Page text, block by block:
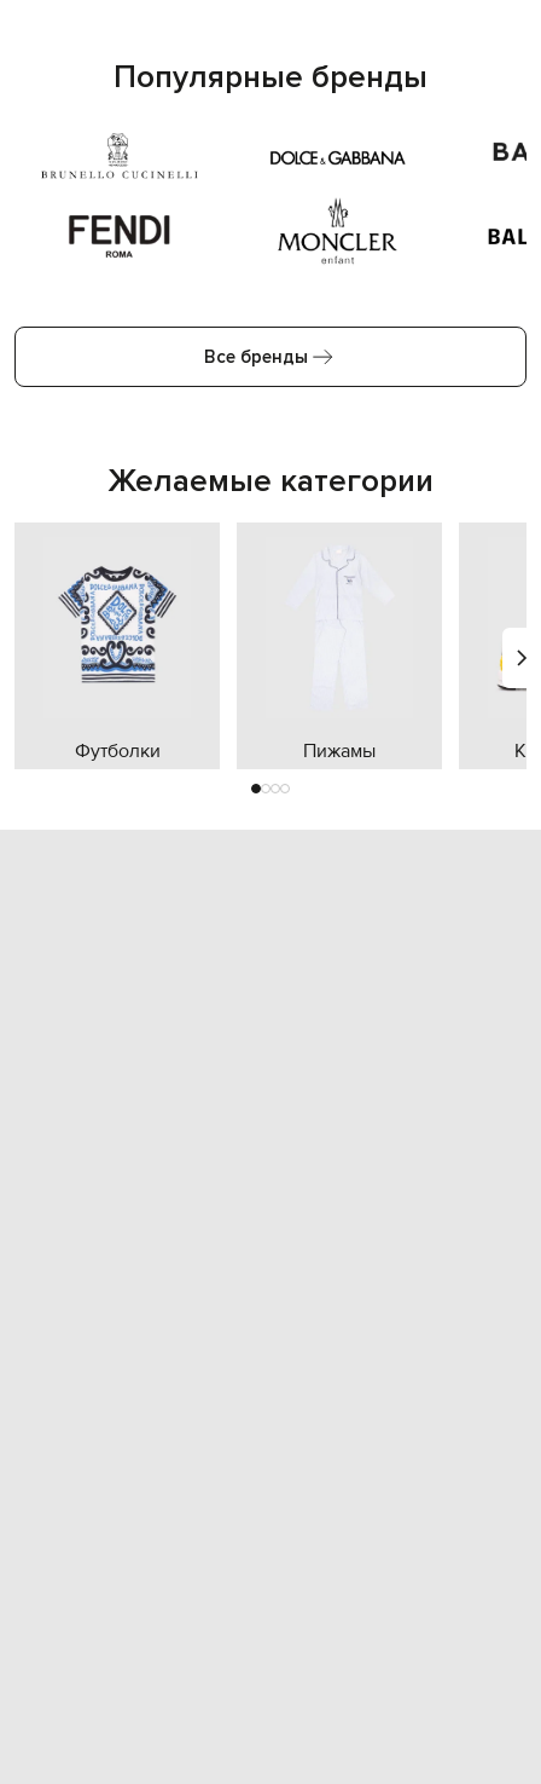
Популярные бренды
Все бренды
Желаемые категории
Футболки Пижамы